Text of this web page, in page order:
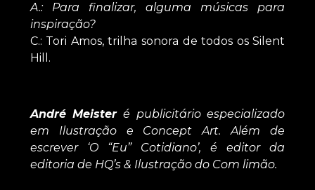
A.: Para finalizar, alguma músicas para
inspiração?
C.: Tori Amos, trilha sonora de todos os Silent
Hill.
André Meisteré publicitário especializado
em Ilustração e Concept Art. Além de
escrever ‘O “Eu” Cotidiano’, é editor da
editoria de HQ’s & Ilustração do Com limão.